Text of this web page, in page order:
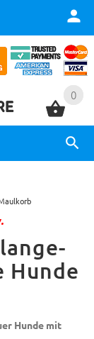
0
0
Hunde
Hunde mit